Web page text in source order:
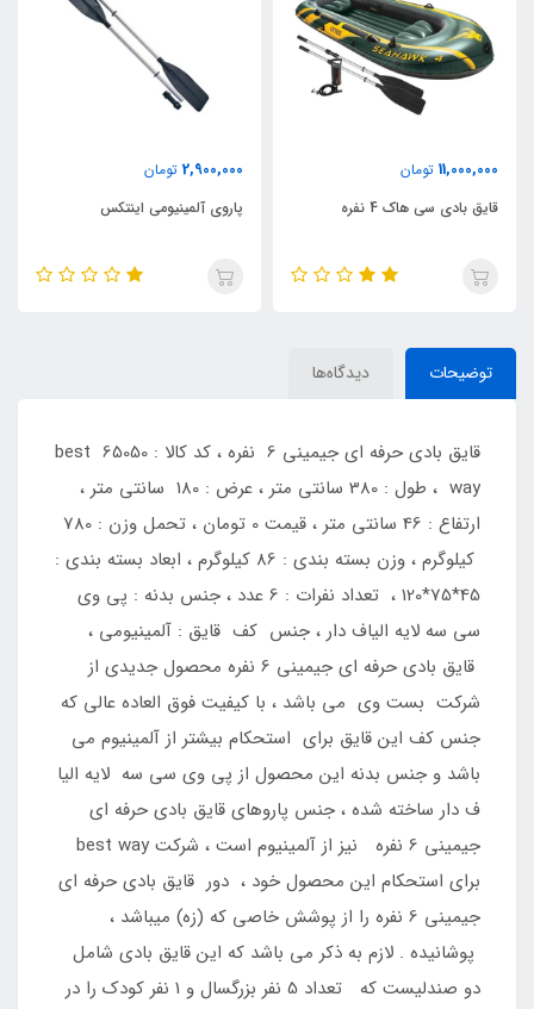
تومان
هاک 4 نفره
تومان
پاروی آلمینیومی اینتکس
توضیحات دیدگاه‌ها
قایق بادی حرفه ای جیمینی 6 نفره ، کد کالا : 65050 best
way ، طول : 380 سانتی متر ، عرض : 180 سانتی متر ،
ارتفاع : 46 سانتی متر ، قیمت 0 تومان ، تحمل وزن : 780
کیلوگرم ، وزن بسته بندی : 86 کیلوگرم ، ابعاد بسته بندی :
45*75*120 ، تعداد نفرات : 6 عدد ، جنس بدنه : پی وی
سی سه لایه الیاف دار ، جنس کف قایق : آلمینیومی ،
قایق بادی حرفه ای جیمینی 6 نفره محصول جدیدی از
شرکت بست وی می باشد ، با کیفیت فوق العاده عالی که
جنس کف این قایق برای استحکام بیشتر از آلمینیوم می
باشد و جنس بدنه این محصول از پی وی سی سه لایه الیا
ف دار ساخته شده ، جنس پاروهای قایق بادی حرفه ای
جیمینی 6 نفره نیز از آلمینیوم است ، شرکت best way
برای استحکام این محصول خود ، دور قایق بادی حرفه ای
جیمینی 6 نفره را از پوشش خاصی که (زه) میباشد ،
پوشانیده . لازم به ذکر می باشد که این قایق بادی شامل
دو صندلیست که تعداد 5 نفر بزرگسال و 1 نفر کودک را در